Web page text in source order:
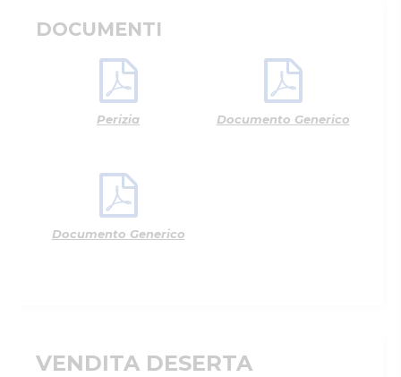
DOCUMENTI
Perizia Documento Generico
Documento Generico
VENDITA DESERTA